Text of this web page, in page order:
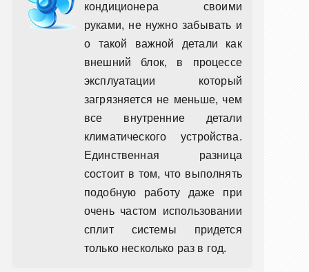
кондиционера своими
руками, не нужно забывать и
о такой важной детали как
внешний блок, в процессе
эксплуатации который
загрязняется не меньше, чем
все внутренние детали
климатического устройства.
Единственная разница
состоит в том, что выполнять
подобную работу даже при
очень частом использовании
сплит системы придется
только несколько раз в год.